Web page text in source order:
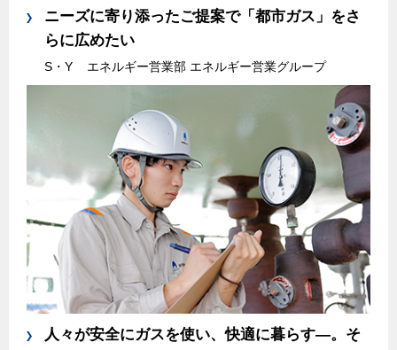
ニーズに寄り添ったご提案で「都市ガス」をさ
らに広めたい
S・Y エネルギー営業部 エネルギー営業グループ
人々が安全にガスを使い、快適に暮らす―。そ